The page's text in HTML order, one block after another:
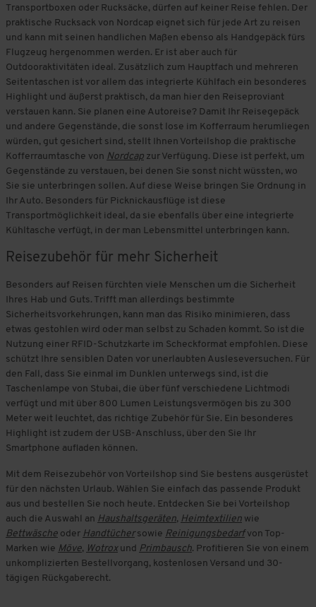
Transportboxen oder Rucksäcke, dürfen auf keiner Reise fehlen. Der
praktische Rucksack von Nordcap eignet sich für jede Art zu reisen
und kann mit seinen handlichen Maßen ebenso als Handgepäck fürs
Flugzeug hergenommen werden. Er ist aber auch für
Outdooraktivitäten ideal. Zusätzlich zum Hauptfach und mehreren
Seitentaschen ist vor allem das integrierte Kühlfach ein besonderes
Highlight und äußerst praktisch, da man hier den Reiseproviant
verstauen kann. Sie planen eine Autoreise? Damit Ihr Reisegepäck
und andere Gegenstände, die sonst lose im Kofferraum herumliegen
würden, gut gesichert sind, stellt Ihnen Vorteilshop die praktische
Kofferraumtasche von Nordcap zur Verfügung. Diese ist perfekt, um
Gegenstände zu verstauen, bei denen Sie sonst nicht wüssten, wo
Sie sie unterbringen sollen. Auf diese Weise bringen Sie Ordnung in
Ihr Auto. Besonders für Picknickausflüge ist diese
Transportmöglichkeit ideal, da sie ebenfalls über eine integrierte
Kühltasche verfügt, in der man Lebensmittel unterbringen kann.
Reisezubehör für mehr Sicherheit
Besonders auf Reisen fürchten viele Menschen um die Sicherheit
Ihres Hab und Guts. Trifft man allerdings bestimmte
Sicherheitsvorkehrungen, kann man das Risiko minimieren, dass
etwas gestohlen wird oder man selbst zu Schaden kommt. So ist die
Nutzung einer RFID-Schutzkarte im Scheckformat empfohlen. Diese
schützt Ihre sensiblen Daten vor unerlaubten Ausleseversuchen. Für
den Fall, dass Sie einmal im Dunklen unterwegs sind, ist die
Taschenlampe von Stubai, die über fünf verschiedene Lichtmodi
verfügt und mit über 800 Lumen Leistungsvermögen bis zu 300
Meter weit leuchtet, das richtige Zubehör für Sie. Ein besonderes
Highlight ist zudem der USB-Anschluss, über den Sie Ihr
Smartphone aufladen können.
Mit dem Reisezubehör von Vorteilshop sind Sie bestens ausgerüstet
für den nächsten Urlaub. Wählen Sie einfach das passende Produkt
aus und bestellen Sie noch heute. Entdecken Sie bei Vorteilshop
auch die Auswahl an Haushaltsgeräten, Heimtextilien wie
Bettwäsche oder Handtüchersowie Reinigungsbedarfvon Top-
Marken wie Möve, Wotroxund Primbausch. Profitieren Sie von einem
unkomplizierten Bestellvorgang, kostenlosen Versand und 30-
tägigen Rückgaberecht.